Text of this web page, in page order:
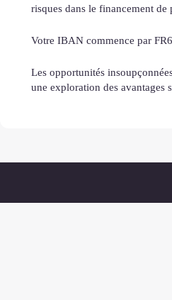
risques dans le financement
Votre IBAN commence par
Les opportunités
une exploration des avantages